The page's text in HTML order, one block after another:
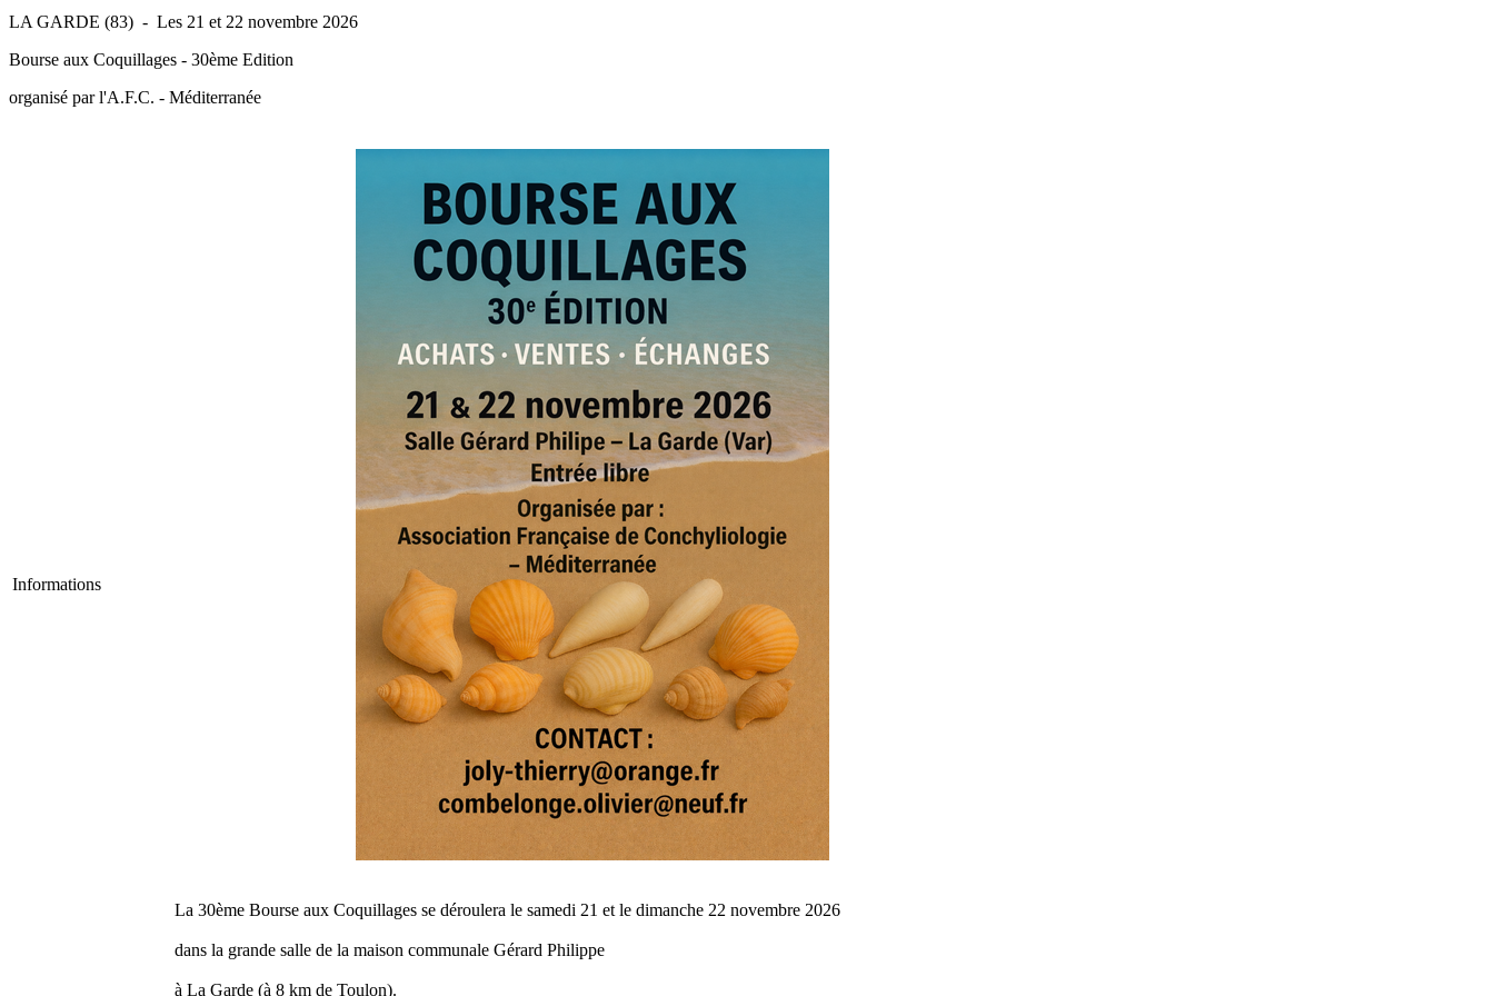
LA GARDE (83) - Les 21 et 22 novembre 2026
Bourse aux Coquillages - 30ème Edition
organisé par l'A.F.C. - Méditerranée
Informations
La 30ème Bourse aux Coquillages se déroulera le samedi 21 et le dimanche 22 novembre 2026
dans la grande salle de la maison communale Gérard Philippe
à La Garde (à 8 km de Toulon).